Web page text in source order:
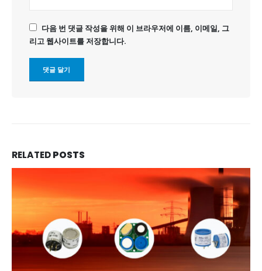
다음 번 댓글 작성을 위해 이 브라우저에 이름, 이메일, 그
리고 웹사이트를 저장합니다.
RELATEDPOSTS